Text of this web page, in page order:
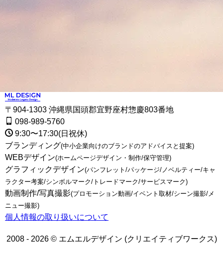
〒904-1303 沖縄県国頭郡宜野座村惣慶803番地
098-989-5760
9:30〜17:30(日祝休)
ブランディング(中小企業向けのブランドのアドバイスと提案)
WEBデザイン(ホームページデザイン・制作/保守管理)
グラフィックデザイン(パンフレット/パッケージ/ノベルティー/キャ
ラクター考案/シンボルマーク/トレードマーク/サービスマーク)
動画制作/写真撮影(プロモーション動画/イベント取材/シーン撮影/メ
ニュー撮影)
個人情報の取り扱いについて
2008 - 2026 © エムエルデザイン (クリエイティブワークス)